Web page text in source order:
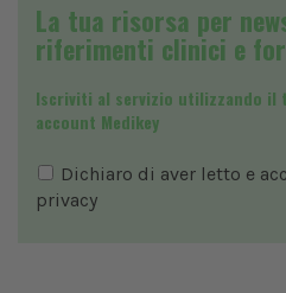
La tua risorsa per
riferimenti clinici e
Iscriviti al servizio utilizzando il
account Medikey
Dichiaro di aver letto e
privacy